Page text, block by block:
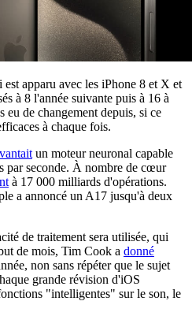
apparu avec les iPhone 8 et X et
à 8 l'année suivante puis à 16 à
eu de changement depuis, si ce
à chaque fois.
vantait un moteur neuronal capable
par seconde. À nombre de cœur
à 17 000 milliards d'opérations.
a annoncé un A17 jusqu'à deux
de traitement sera utilisée, qui
de mois, Tim Cook a donné
non sans répéter que le sujet
grande révision d'iOS
"intelligentes" sur le son, le